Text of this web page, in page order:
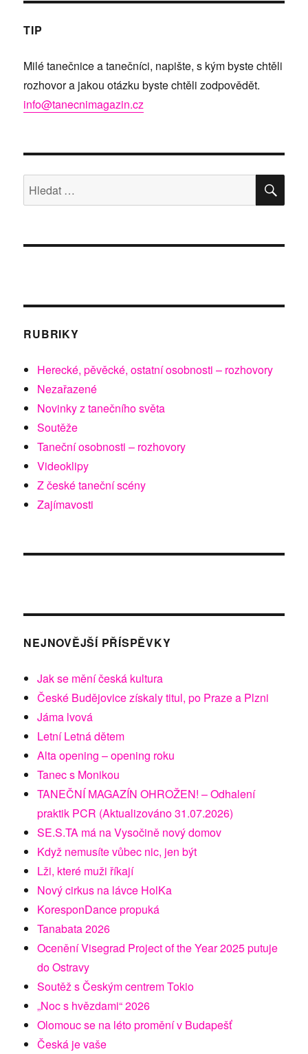
TIP
Milé tanečnice a tanečníci, napište, s kým byste chtěli
rozhovor a jakou otázku byste chtěli zodpovědět.
info@tanecnimagazin.cz
Hledat:
RUBRIKY
Herecké, pěvěcké, ostatní osobnosti – rozhovory
Nezařazené
Novinky z tanečního světa
Soutěže
Taneční osobnosti – rozhovory
Videoklipy
Z české taneční scény
Zajímavosti
NEJNOVĚJŠÍ PŘÍSPĚVKY
Jak se mění česká kultura
České Budějovice získaly titul, po Praze a Plzni
Jáma lvová
Letní Letná dětem
Alta opening – opening roku
Tanec s Monikou
TANEČNÍ MAGAZÍN OHROŽEN! – Odhalení
praktik PCR (Aktualizováno 31.07.2026)
SE.S.TA má na Vysočině nový domov
Když nemusíte vůbec nic, jen být
Lži, které muži říkají
Nový cirkus na lávce HolKa
KoresponDance propuká
Tanabata 2026
Ocenění Visegrad Project of the Year 2025 putuje
do Ostravy
Soutěž s Českým centrem Tokio
„Noc s hvězdami“ 2026
Olomouc se na léto promění v Budapešť
Česká je vaše